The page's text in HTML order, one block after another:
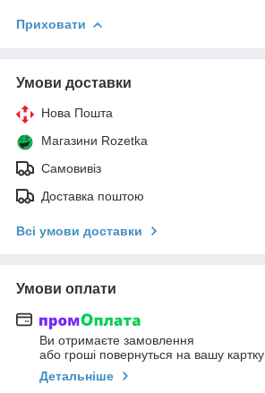
Приховати
Умови доставки
Нова Пошта
Магазини Rozetka
Самовивіз
Доставка поштою
Всі умови доставки
Умови оплати
Ви отримаєте замовлення
або гроші повернуться на вашу картку
Детальніше